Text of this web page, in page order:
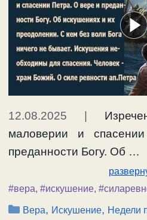
12.08.2025 |
маловерии и
преданности Богу. Об …
#вера, #искушение,
Рубрики
Вера, Искушение, Недели